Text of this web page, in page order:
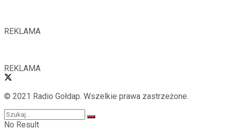
REKLAMA
REKLAMA
© 2021 Radio Gołdap. Wszelkie prawa zastrzeżone.
No Result